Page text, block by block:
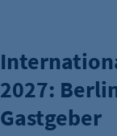
2027:
Gastgeber